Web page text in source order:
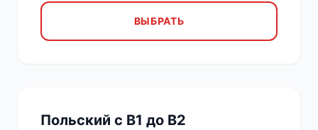
ВЫБРАТЬ
Польский с B1 до B2